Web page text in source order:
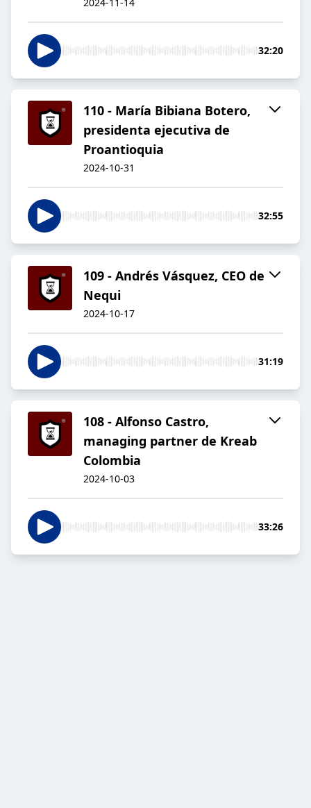
32:20
110 - María Bibiana Botero,
presidenta ejecutiva de
Proantioquia
2024-10-31
32:55
109 - Andrés Vásquez, CEO de
Nequi
2024-10-17
31:19
108 - Alfonso Castro,
managing partner de Kreab
Colombia
2024-10-03
33:26